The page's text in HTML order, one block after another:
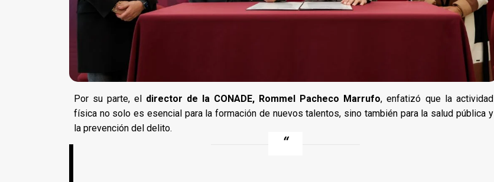
Por su parte, el director de la CONADE, Rommel Pacheco Marrufo, enfatizó que la actividad
física no solo es esencial para la formación de nuevos talentos, sino también para la salud pública y
la prevención del delito.